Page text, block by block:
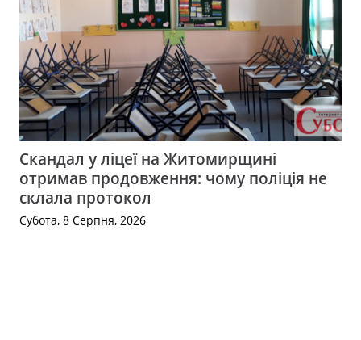
Скандал у ліцеї на Житомирщині
отримав продовження: чому поліція не
склала протокол
Субота, 8 Серпня, 2026